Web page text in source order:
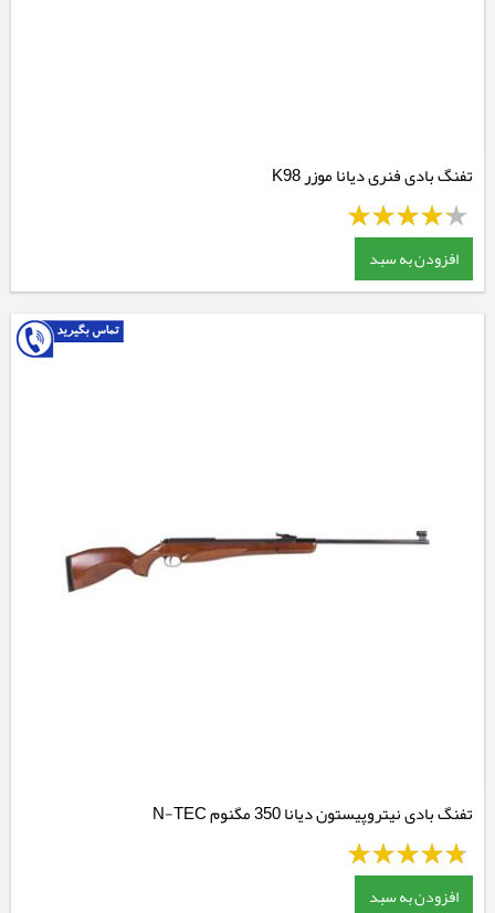
تفنگ بادی فنری دیانا موزر K98
افزودن به سبد
تفنگ بادی نیتروپیستون دیانا 350 مگنوم N-TEC
افزودن به سبد